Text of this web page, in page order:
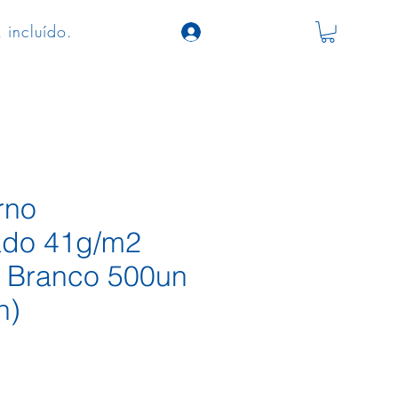
incluído.
41g/m2
500un